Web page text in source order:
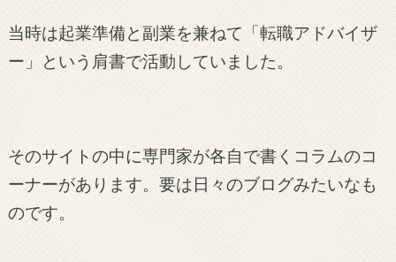
当時は起業準備と副業を兼ねて「転職アドバイザ
ー」という肩書で活動していました。
そのサイトの中に専門家が各自で書くコラムのコ
ーナーがあります。要は日々のブログみたいなも
のです。